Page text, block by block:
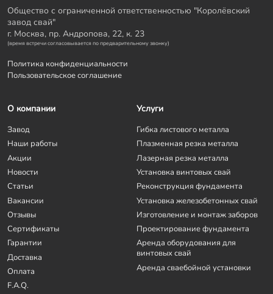
Общество с ограниченной ответственностью "Королёвский
завод свай"
г. Москва, пр. Андропова, 22, к. 23
(время встречи согласовывается по предварительному звонку)
Политика конфиденциальности
Пользовательское соглашение
О компании
Завод
Наши работы
Акции
Новости
Статьи
Вакансии
Отзывы
Сертификаты
Гарантии
Доставка
Оплата
F.A.Q.
Услуги
Гибка листового металла
Плазменная резка металла
Лазерная резка металла
Установка винтовых свай
Реконструкция фундамента
Установка железобетонных свай
Изготовление и монтаж заборов
Проектирование фундамента
Аренда оборудования для
винтовых свай
Аренда сваебойной установки